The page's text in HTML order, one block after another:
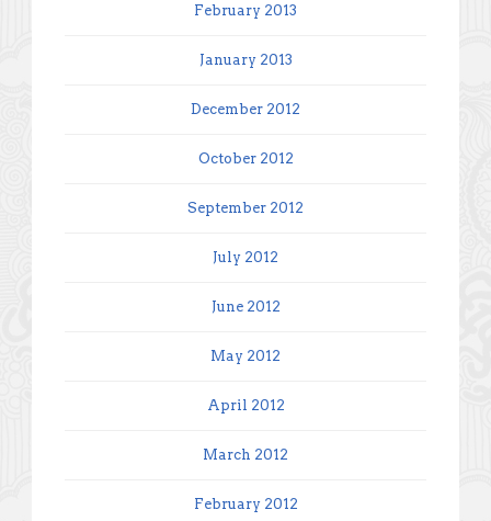
February 2013
January 2013
December 2012
October 2012
September 2012
July 2012
June 2012
May 2012
April 2012
March 2012
February 2012